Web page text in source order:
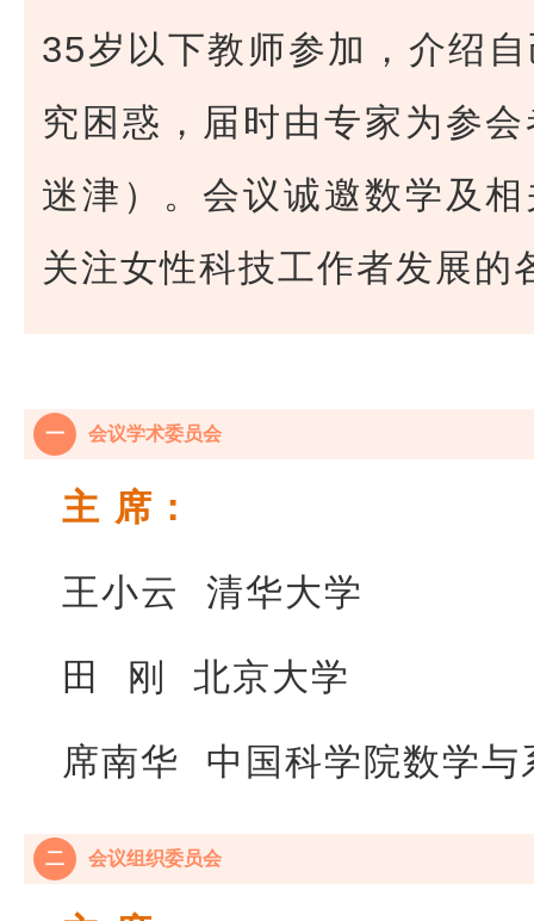
35岁以下教师参加，介绍
究困惑，届时由专家为参
迷津）。会议诚邀数学及
关注女性科技工作者发展的
一 会议学术委员会
主 席：
王小云 清华大学
田 刚 北京大学
席南华 中国科学院数学
二 会议组织委员会